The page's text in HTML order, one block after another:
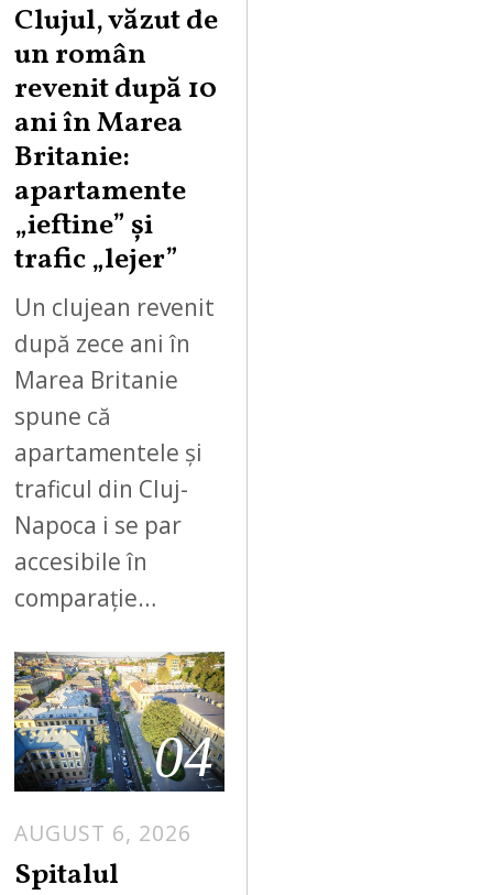
Clujul, văzut de
un român
revenit după 10
ani în Marea
Britanie:
apartamente
„ieftine” și
trafic „lejer”
Un clujean revenit
după zece ani în
Marea Britanie
spune că
apartamentele și
traficul din Cluj-
Napoca i se par
accesibile în
comparație…
04
AUGUST 6, 2026
Spitalul